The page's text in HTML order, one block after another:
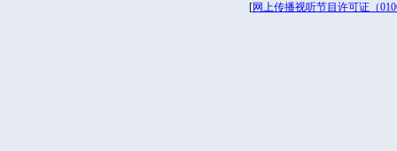
[网上传播视听节目许可证（